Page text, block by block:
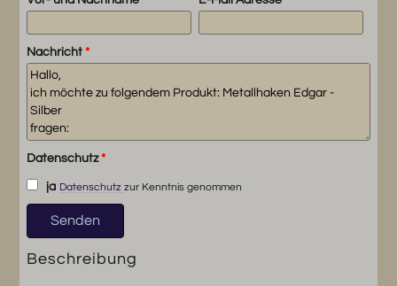
Nachricht*
Datenschutz*
ja Datenschutz zur Kenntnis genommen
Beschreibung